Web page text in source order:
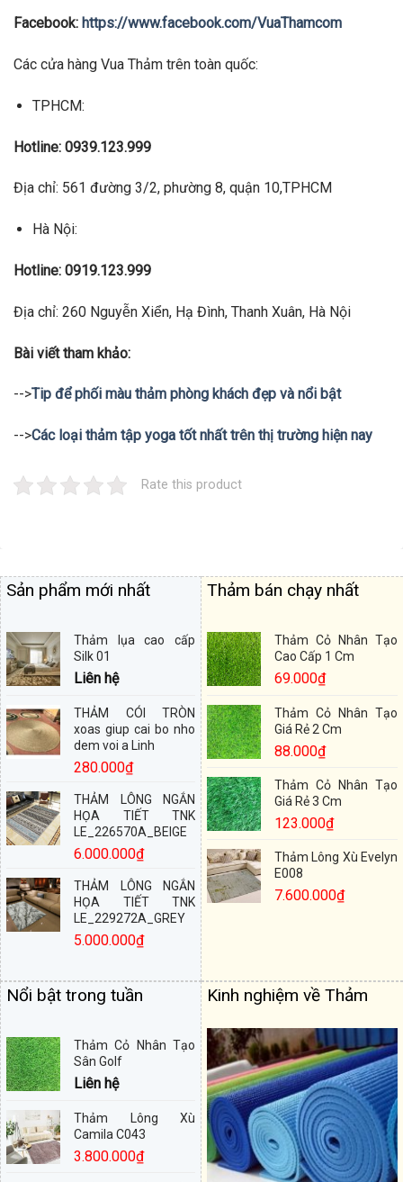
Facebook: https://www.facebook.com/VuaThamcom
Các cửa hàng Vua Thảm trên toàn quốc:
TPHCM:
Hotline: 0939.123.999
Địa chỉ: 561 đường 3/2, phường 8, quận 10,TPHCM
Hà Nội:
Hotline: 0919.123.999
Địa chỉ: 260 Nguyễn Xiển, Hạ Đình, Thanh Xuân, Hà Nội
Bài viết tham khảo:
-->Tip để phối màu thảm phòng khách đẹp và nổi bật
-->Các loại thảm tập yoga tốt nhất trên thị trường hiện nay
Rate this product
Sản phẩm mới nhất
Thảm lụa cao cấp
Silk 01
Liên hệ
THẢM CÓI TRÒN
xoas giup cai bo nho
dem voi a Linh
280.000₫
THẢM LÔNG NGẮN
HỌA TIẾT TNK
LE_226570A_BEIGE
6.000.000₫
THẢM LÔNG NGẮN
HỌA TIẾT TNK
LE_229272A_GREY
5.000.000₫
Thảm bán chạy nhất
Thảm Cỏ Nhân Tạo
Cao Cấp 1 Cm
69.000₫
Thảm Cỏ Nhân Tạo
Giá Rẻ 2 Cm
88.000₫
Thảm Cỏ Nhân Tạo
Giá Rẻ 3 Cm
123.000₫
Thảm Lông Xù Evelyn
E008
7.600.000₫
Nổi bật trong tuần
Thảm Cỏ Nhân Tạo
Sân Golf
Liên hệ
Thảm Lông Xù
Camila C043
3.800.000₫
Kinh nghiệm về Thảm